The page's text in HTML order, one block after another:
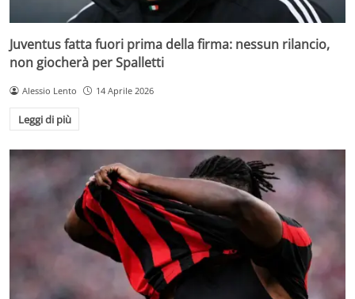
Juventus fatta fuori prima della firma: nessun rilancio,
non giocherà per Spalletti
Alessio Lento 14 Aprile 2026
Leggi di più